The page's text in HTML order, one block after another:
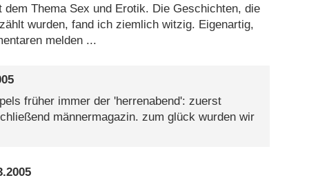
Thema Sex und Erotik. Die Geschichten, die
wurden, fand ich ziemlich witzig. Eigenartig,
melden ...
früher immer der 'herrenabend': zuerst
männermagazin. zum glück wurden wir